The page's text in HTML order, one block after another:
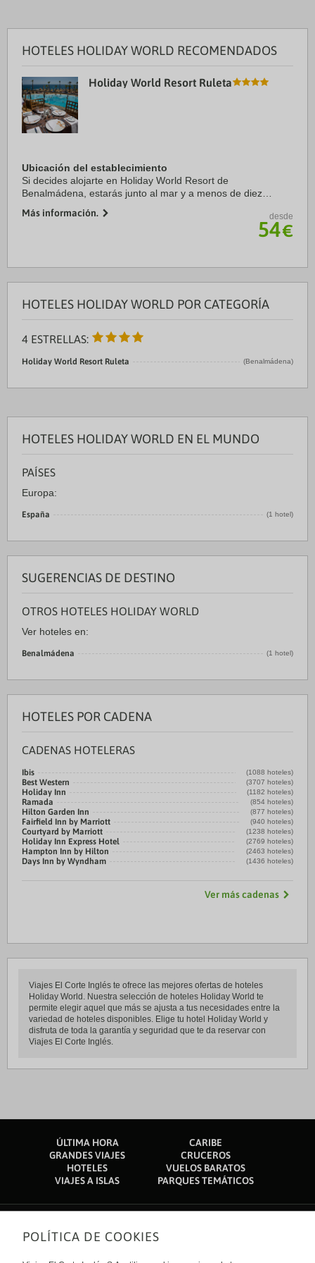
HOTELES HOLIDAY WORLD RECOMENDADOS
Holiday World Resort Ruleta
Ubicación del establecimiento
Si decides alojarte en Holiday World Resort de
Benalmádena, estarás junto al mar y a menos de diez
Además, este complejo de playa se encuentra a ...
Más información. desde
54€
HOTELES HOLIDAY WORLD POR CATEGORÍA
4 ESTRELLAS:
Holiday World Resort Ruleta (Benalmádena)
HOTELES HOLIDAY WORLD EN EL MUNDO
PAÍSES
Europa:
España (1 hotel)
SUGERENCIAS DE DESTINO
OTROS HOTELES HOLIDAY WORLD
Ver hoteles en:
Benalmádena (1 hotel)
HOTELES POR CADENA
CADENAS HOTELERAS
Ibis (1088 hoteles)
Best Western (3707 hoteles)
Holiday Inn (1182 hoteles)
Ramada (854 hoteles)
Hilton Garden Inn (877 hoteles)
Fairfield Inn by Marriott (940 hoteles)
Courtyard by Marriott (1238 hoteles)
Holiday Inn Express Hotel (2769 hoteles)
Hampton Inn by Hilton (2463 hoteles)
Days Inn by Wyndham (1436 hoteles)
Ver más cadenas
Viajes El Corte Inglés te ofrece las mejores ofertas de hoteles
Holiday World. Nuestra selección de hoteles Holiday World te
permite elegir aquel que más se ajusta a tus necesidades entre la
variedad de hoteles disponibles. Elige tu hotel Holiday World y
disfruta de toda la garantía y seguridad que te da reservar con
Viajes El Corte Inglés.
ÚLTIMA HORA
CARIBE
GRANDES VIAJES
CRUCEROS
HOTELES
VUELOS BARATOS
VIAJES A ISLAS
PARQUES TEMÁTICOS
Sobre nosotros
POLÍTICA DE COOKIES